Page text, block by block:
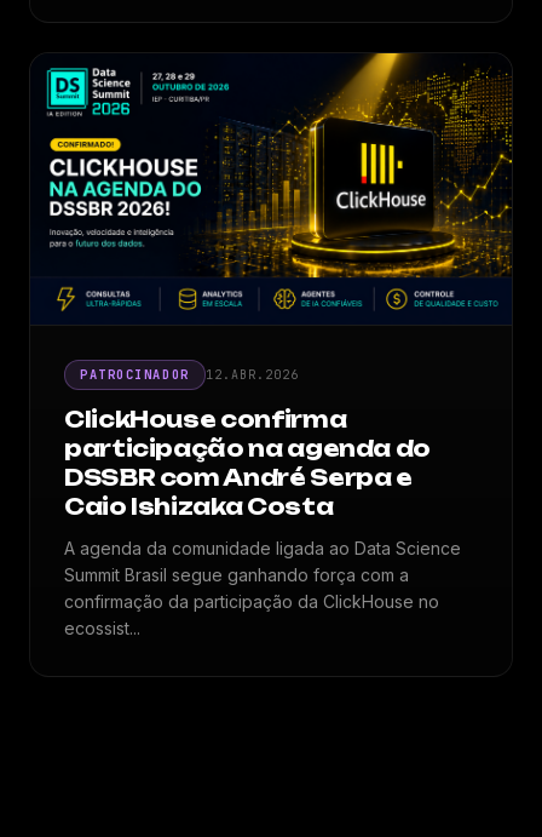
PATROCINADOR 12.ABR.2026
ClickHouse confirma
participação na agenda do
DSSBR com André Serpa e
Caio Ishizaka Costa
A agenda da comunidade ligada ao Data Science
Summit Brasil segue ganhando força com a
confirmação da participação da ClickHouse no
ecossist...